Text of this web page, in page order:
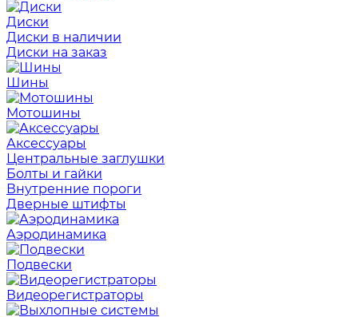
Диски
Диски в наличии
Диски на заказ
Шины
Мотошины
Аксессуары
Центральные заглушки
Болты и гайки
Внутренние пороги
Дверные штифты
Аэродинамика
Подвески
Видеорегистраторы